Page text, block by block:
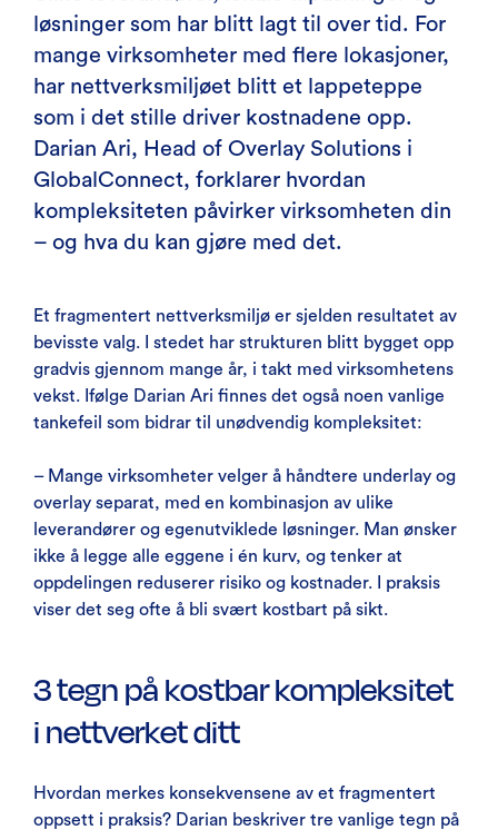
løsninger som har blitt lagt til over tid. For
mange virksomheter med flere lokasjoner,
har nettverksmiljøet blitt et lappeteppe
som i det stille driver kostnadene opp.
Darian Ari, Head of Overlay Solutions i
GlobalConnect, forklarer hvordan
kompleksiteten påvirker virksomheten din
– og hva du kan gjøre med det.
Et fragmentert nettverksmiljø er sjelden resultatet av
bevisste valg. I stedet har strukturen blitt bygget opp
gradvis gjennom mange år, i takt med virksomhetens
vekst. Ifølge Darian Ari finnes det også noen vanlige
tankefeil som bidrar til unødvendig kompleksitet:
– Mange virksomheter velger å håndtere underlay og
overlay separat, med en kombinasjon av ulike
leverandører og egenutviklede løsninger. Man ønsker
ikke å legge alle eggene i én kurv, og tenker at
oppdelingen reduserer risiko og kostnader. I praksis
viser det seg ofte å bli svært kostbart på sikt.
3 tegn på kostbar kompleksitet
i nettverket ditt
Hvordan merkes konsekvensene av et fragmentert
oppsett i praksis? Darian beskriver tre vanlige tegn på